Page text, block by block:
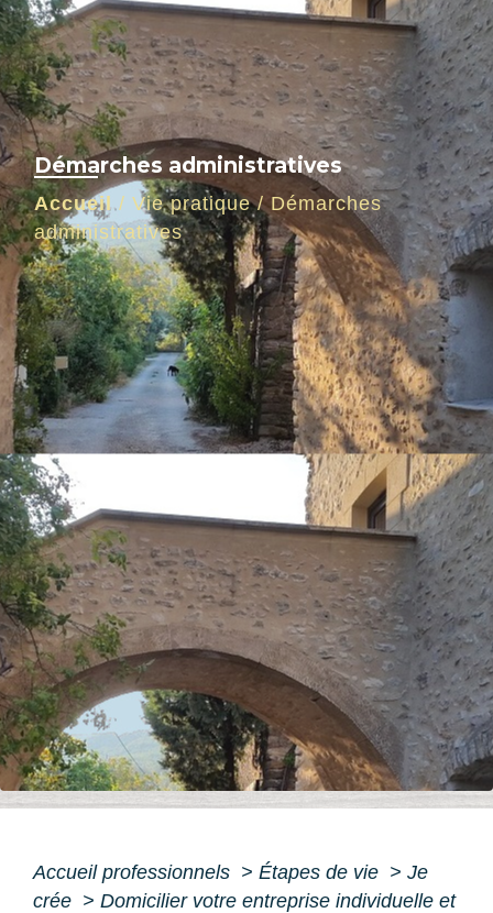
Démarches administratives
Accueil/ Vie pratique/Démarches
administratives
Accueil professionnels > Étapes de vie > Je
crée > Domicilier votre entreprise individuelle et